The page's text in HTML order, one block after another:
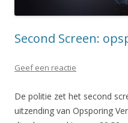
Second Screen:
Geef een reactie
De politie zet het second
uitzending van Opsporing